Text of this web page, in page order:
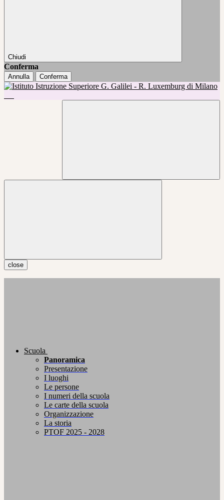
Chiudi
Conferma
Annulla Conferma
close
Scuola
Panoramica
Presentazione
I luoghi
Le persone
I numeri della scuola
Le carte della scuola
Organizzazione
La storia
PTOF 2025 - 2028